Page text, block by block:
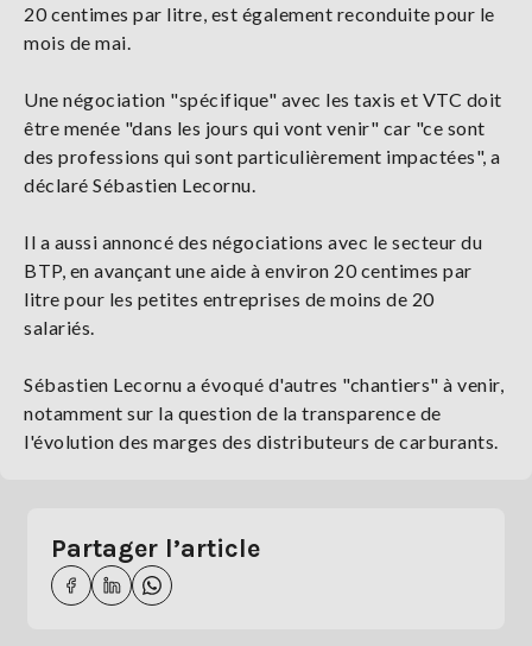
20 centimes par litre, est également reconduite pour le
mois de mai.
Une négociation "spécifique" avec les taxis et VTC doit
être menée "dans les jours qui vont venir" car "ce sont
des professions qui sont particulièrement impactées", a
déclaré Sébastien Lecornu.
Il a aussi annoncé des négociations avec le secteur du
BTP, en avançant une aide à environ 20 centimes par
litre pour les petites entreprises de moins de 20
salariés.
Sébastien Lecornu a évoqué d'autres "chantiers" à venir,
notamment sur la question de la transparence de
l'évolution des marges des distributeurs de carburants.
Partager l’article